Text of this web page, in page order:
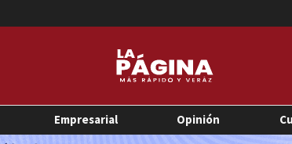
Empresarial Opinión